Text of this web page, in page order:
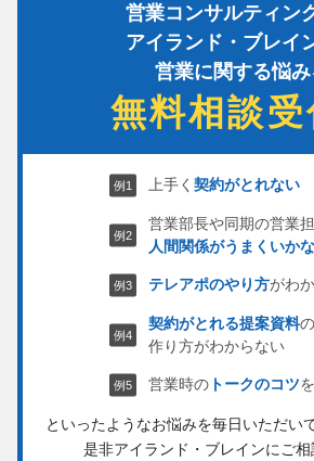
営業コンサルティン
アイランド・ブレイ
営業に関する悩み
無料相談受
上手く契約がとれない
営業部長や同期の営業
人間関係がうまくいか
テレアポのやり方がわ
契約がとれる提案資料の
作り方がわからない
営業時の トークのコツ
といったようなお悩みを毎日いただい
是非アイランド・ブレインにご相